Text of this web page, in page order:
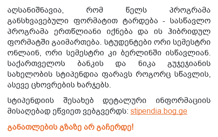
აღსანიშნავია, რომ წელს პროგრამა
განსხვავებული ფორმატით ტარდება - სასწავლო
პროგრამა ერთწლიანი იქნება და ის ჰიბრიდულ
ფორმატში გაიმართება. სტუდენტები ორი სემესტრი
ონლაინ, ორი სემესტრი კი ბერლინში ისწავლიან.
საქართველოს ბანკის და ნიკა გუჯეჯიანის
სახელობის სტიპენდია ფარავს როგორც სწავლის,
ასევე ცხოვრების ხარჯებს.
სტიპენდიის შესახებ დეტალური ინფორმაციის
მისაღებად ეწვიეთ ვებგვერდს: stipendia.bog.ge
განათლების გზაზე არ გაჩერდე!